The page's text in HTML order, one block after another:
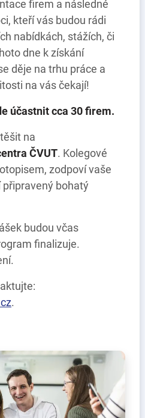
firem a následné
kteří vás budou rádi
nabídkách, stážích, či
dne k získání
děje na trhu práce a
na vás čekají!
účastnit cca 30 firem.
na
ČVUT. Kolegové
zodpoví vaše
bohatý
budou včas
finalizuje.
.